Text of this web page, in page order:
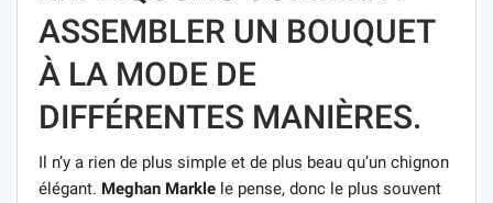
ASSEMBLER UN BOUQUET
À LA MODE DE
DIFFÉRENTES MANIÈRES.
Il n’y a rien de plus simple et de plus beau qu’un chignon
élégant. Meghan Markle le pense, donc le plus souvent